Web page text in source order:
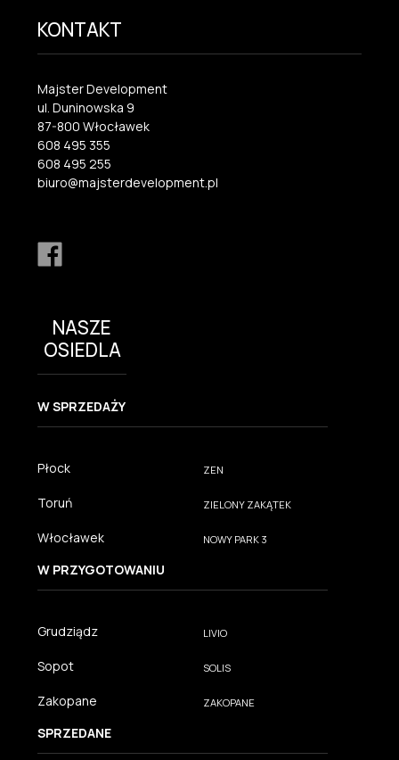
KONTAKT
Majster Development
ul. Duninowska 9
87-800 Włocławek
608 495 355
608 495 255
biuro@majsterdevelopment.pl
NASZE
OSIEDLA
W SPRZEDAŻY
Płock ZEN
Toruń ZIELONY ZAKĄTEK
Włocławek NOWY PARK 3
W PRZYGOTOWANIU
Grudziądz LIVIO
Sopot SOLIS
Zakopane ZAKOPANE
SPRZEDANE